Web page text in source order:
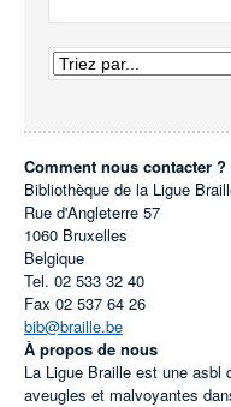
Comment nous contacter ?
Bibliothèque de la Ligue
Rue d'Angleterre 57
1060 Bruxelles
Belgique
Tel. 02 533 32 40
Fax 02 537 64 26
bib@braille.be
À propos de nous
La Ligue Braille est une asbl
aveugles et malvoyantes